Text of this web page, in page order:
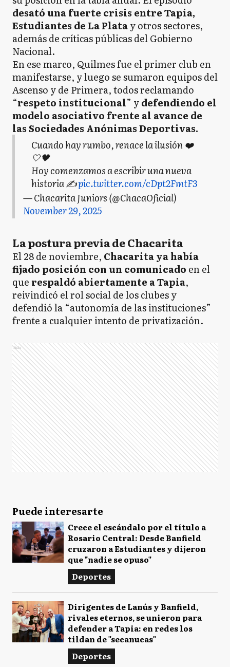
desató una fuerte crisis entre Tapia,
Estudiantes de La Platay otros sectores,
además de críticas públicas del Gobierno
Nacional.
En ese marco, Quilmes fue el primer club en
manifestarse, y luego se sumaron equipos del
Ascenso y de Primera, todos reclamando
“respeto institucional” ydefendiendo el
modelo asociativo frente al avance de
las Sociedades Anónimas Deportivas.
Cuando hay rumbo, renace la ilusión ❤️
🤍🖤
Hoy comenzamos a escribir una nueva
historia ✍️pic.twitter.com/cDpt2FmtF3
— Chacarita Juniors (@ChacaOficial)
November 29, 2025
La postura previa de Chacarita
El 28 de noviembre, Chacarita ya había
fijado posición con un comunicado en el
que respaldó abiertamente a Tapia,
reivindicó el rol social de los clubes y
defendió la “autonomía de las instituciones”
frente a cualquier intento de privatización.
Ads
Puede interesarte
Crece el escándalo por el título a
Rosario Central: Desde Banfield
cruzaron a Estudiantes y dijeron
que "nadie se opuso"
Deportes
Dirigentes de Lanús y Banfield,
rivales eternos, se unieron para
defender a Tapia: en redes los
tildan de "secanucas"
Deportes